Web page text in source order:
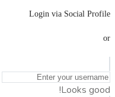
Login via Social Profile
or
Looks good!